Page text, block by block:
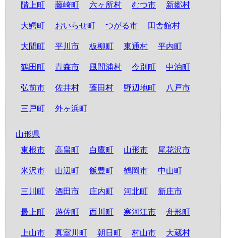
階上町 藤崎町 六ヶ所村 むつ市 新郷村
大鰐町 おいらせ町 つがる市 田舎館村
大間町 平川市 板柳町 東通村 平内町
鶴田町 青森市 風間浦村 今別町 中泊町
弘前市 佐井村 蓬田村 野辺地町 八戸市
三戸町 外ヶ浜町
山形県
東根市
高畠町 白鷹町 山形市 尾花沢市
米沢市 山辺町 飯豊町 鶴岡市 中山町
三川町 酒田市 庄内町 河北町 新庄市
最上町 遊佐町 西川町 寒河江市 舟形町
上山市 真室川町 朝日町 村山市 大蔵村